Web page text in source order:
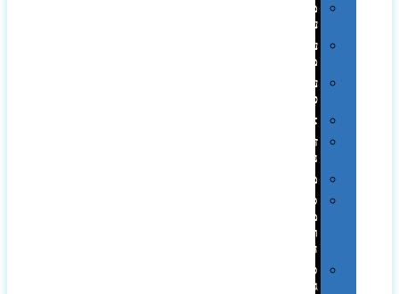
מארזי
עטים
עטי
מתכת
עטי
פלסטיק
אוזניות
זכרונות
ניידים
מפצלים
סביבת
מחשב
וציוד
היקפי
סוללות
גיבוי